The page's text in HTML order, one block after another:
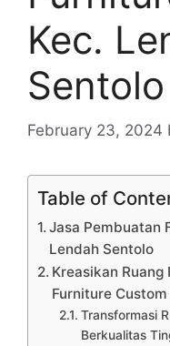
Kec.
Sentolo
February 23, 2024
Table of
Jasa Pembuatan
Lendah Sentolo
Kreasikan
Furniture
Transformasi
Berkualitas